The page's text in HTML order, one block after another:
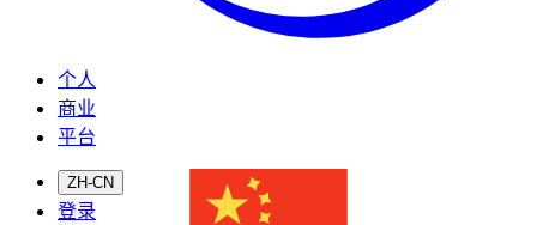
个人
商业
平台
ZH-CN
登录